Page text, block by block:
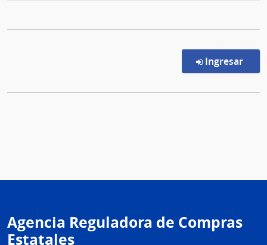
Ingresar
Agencia Reguladora de Compras
Estatales